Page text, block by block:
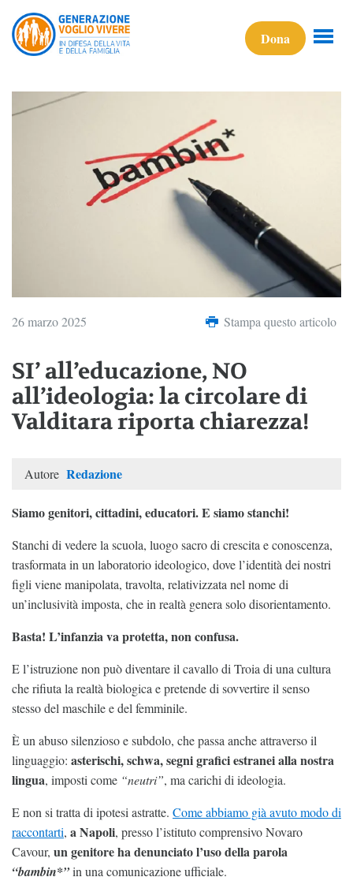
Dona
26 marzo 2025 Stampa questo articolo
SI’ all’educazione, NO
all’ideologia: la circolare di
Valditara riporta chiarezza!
Autore Redazione
Siamo genitori, cittadini, educatori. E siamo stanchi!
Stanchi di vedere la scuola, luogo sacro di crescita e conoscenza,
trasformata in un laboratorio ideologico, dove l’identità dei nostri
figli viene manipolata, travolta, relativizzata nel nome di
un’inclusività imposta, che in realtà genera solo disorientamento.
Basta! L’infanzia va protetta, non confusa.
E l’istruzione non può diventare il cavallo di Troia di una cultura
che rifiuta la realtà biologica e pretende di sovvertire il senso
stesso del maschile e del femminile.
È un abuso silenzioso e subdolo, che passa anche attraverso il
linguaggio: asterischi, schwa, segni grafici estranei alla nostra
lingua, imposti come “neutri”, ma carichi di ideologia.
E non si tratta di ipotesi astratte. Come abbiamo già avuto modo di
raccontarti, a Napoli, presso l’istituto comprensivo Novaro
Cavour, un genitore ha denunciato l’uso della parola
“bambin*”in una comunicazione ufficiale.